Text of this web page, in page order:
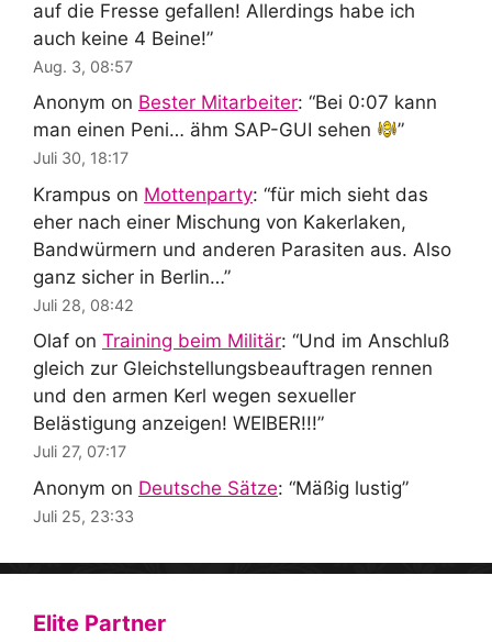
auf die Fresse gefallen! Allerdings habe ich
auch keine 4 Beine!”
Aug. 3, 08:57
Anonym on Bester Mitarbeiter: “Bei 0:07 kann
man einen Peni… ähm SAP-GUI sehen
”
Juli 30, 18:17
Krampus on Mottenparty: “für mich sieht das
eher nach einer Mischung von Kakerlaken,
Bandwürmern und anderen Parasiten aus. Also
ganz sicher in Berlin…”
Juli 28, 08:42
Olaf on Training beim Militär: “Und im Anschluß
gleich zur Gleichstellungsbeauftragen rennen
und den armen Kerl wegen sexueller
Belästigung anzeigen! WEIBER!!!”
Juli 27, 07:17
Anonym on Deutsche Sätze: “Mäßig lustig”
Juli 25, 23:33
Elite Partner